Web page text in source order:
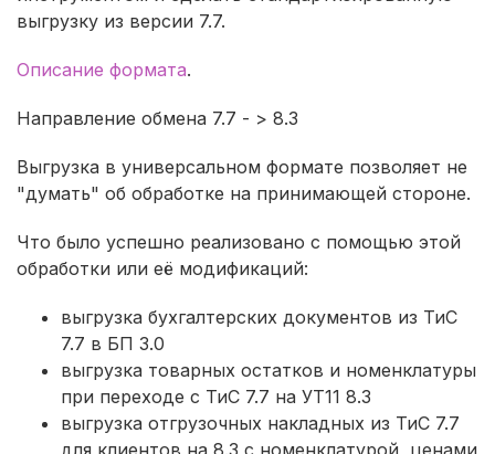
выгрузку из версии 7.7.
Описание формата.
Направление обмена 7.7 - > 8.3
Выгрузка в универсальном формате позволяет не
"думать" об обработке на принимающей стороне.
Что было успешно реализовано с помощью этой
обработки или её модификаций:
выгрузка бухгалтерских документов из ТиС
7.7 в БП 3.0
выгрузка товарных остатков и номенклатуры
при переходе с ТиС 7.7 на УТ11 8.3
выгрузка отгрузочных накладных из ТиС 7.7
для клиентов на 8.3 с номенклатурой, ценами